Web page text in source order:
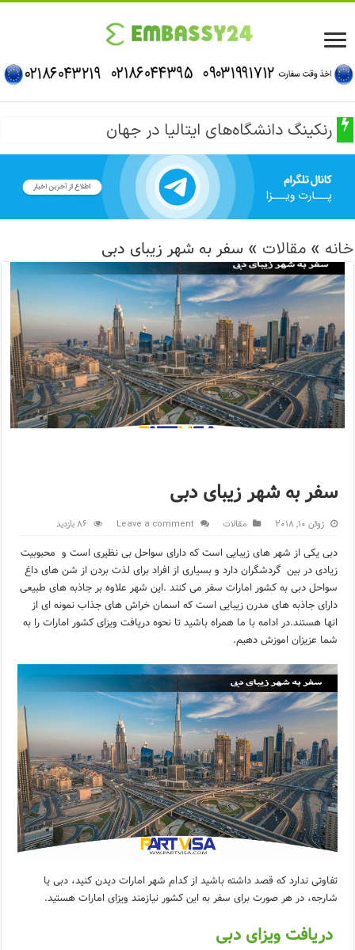
رنکینگ دانشگاه‌های ایتالیا در جهان
خانه »مقالات » سفر به شهر زیبای دبی
سفر به شهر زیبای دبی
ژوئن 10, 2018 مقالات Leave a comment 86 بازدید
دبی یکی از شهر های زیبایی است که دارای سواحل بی نظیری است و محبوبیت
زیادی در بین گردشگران دارد و بسیاری از افراد برای لذت بردن از شن های داغ
سواحل دبی به کشور امارات سفر می کنند .این شهر علاوه بر جاذبه های طبیعی
دارای جاذبه های مدرن زیبایی است که اسمان خراش های جذاب نمونه ای از
انها هستند.در ادامه با ما همراه باشید تا نحوه دریافت ویزای کشور امارات را به
شما عزیزان اموزش دهیم.
تفاوتی ندارد که قصد داشته باشید از کدام شهر امارات دیدن کنید، دبی یا
شارجه، در هر صورت برای سفر به این کشور نیازمند ویزای امارات هستید.
دریافت ویزای دبی